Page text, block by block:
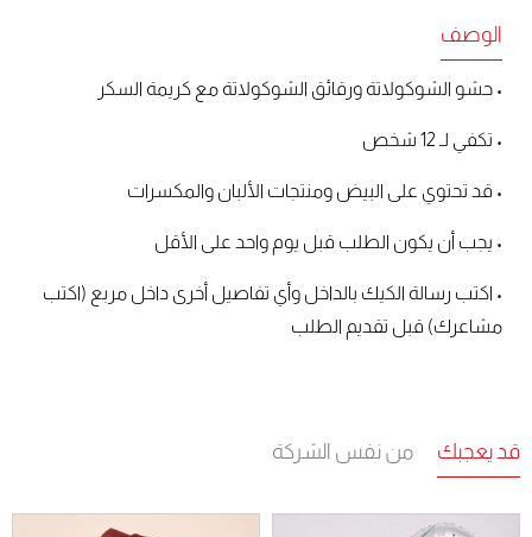
الوصف
• حشو الشوكولاتة ورقائق الشوكولاتة مع كريمة السكر
• تكفي لـ 12 شخص
• قد تحتوي على البيض ومنتجات الألبان والمكسرات
• يجب أن يكون الطلب قبل يوم واحد على الأقل
• اكتب رسالة الكيك بالداخل وأي تفاصيل أخرى داخل مربع (اكتب
مشاعرك) قبل تقديم الطلب
قد يعجبك من نفس الشركة